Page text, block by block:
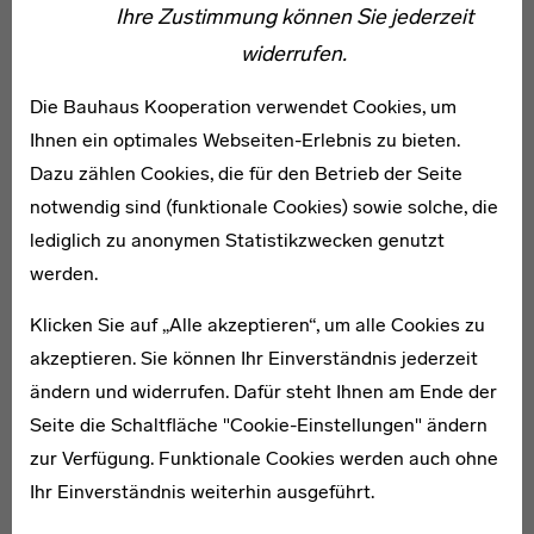
Ihre Zustimmung können Sie jederzeit
widerrufen.
Die Bauhaus Kooperation verwendet Cookies, um
Ihnen ein optimales Webseiten-Erlebnis zu bieten.
Dazu zählen Cookies, die für den Betrieb der Seite
notwendig sind (funktionale Cookies) sowie solche, die
lediglich zu anonymen Statistikzwecken genutzt
werden.
Klicken Sie auf „Alle akzeptieren“, um alle Cookies zu
akzeptieren. Sie können Ihr Einverständnis jederzeit
ändern und widerrufen. Dafür steht Ihnen am Ende der
Seite die Schaltfläche "Cookie-Einstellungen" ändern
zur Verfügung. Funktionale Cookies werden auch ohne
Ihr Einverständnis weiterhin ausgeführt.
hatte weder Licht noch Malmaterialien. Durch die
gegenseitige Unterstützung mit anderen mittellosen
dieser Zeit arbeitete Kuhr außerdem als Typograf für
das Satireblatt „Eulenspiegel“. 1947 stellte die Galerie
Franz in Berlin Kuhrs Werke in einer Einzelschau aus.
Ein Jahr darauf wurde der einstige Bauhäusler zum
Hochschullehrer an die h.f.b.k. berlin berufen, wo er sich
der Ausbildung angehender Kunsterzieher widmete. Bis
Ausstellungen in Berlin und der Bundesrepublik, u.a. an
der Wanderausstellung der Berliner Neuen Gruppe